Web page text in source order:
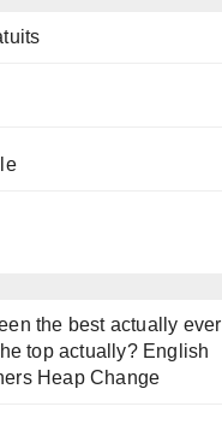
the best actually ever
top actually? English
Heap Change